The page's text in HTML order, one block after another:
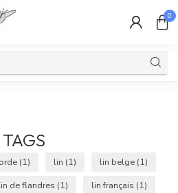
0
TAGS
(1) lin (1) lin belge (1)
de flandres (1) lin français (1)